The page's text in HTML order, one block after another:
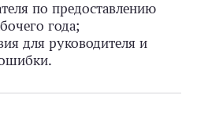
по предоставлению
года;
для руководителя и